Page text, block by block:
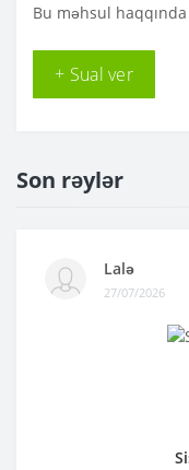
Bu məhsul
+ Sual ver
Son rəylər
Lalə
27/07/2026